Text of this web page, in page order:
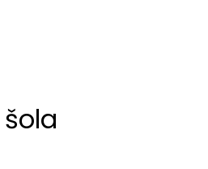
šola